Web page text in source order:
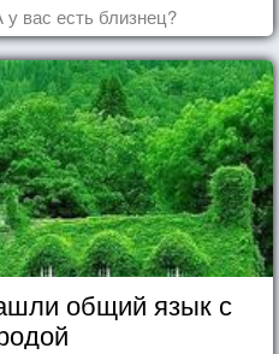
вас есть близнец?
общий язык с